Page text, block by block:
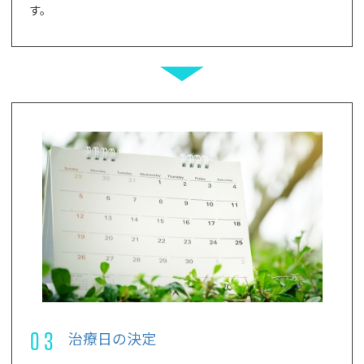
す。
03 治療日の決定